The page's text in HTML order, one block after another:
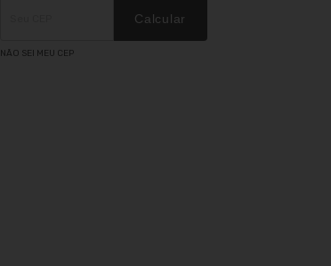
Calcular
NÃO SEI MEU CEP